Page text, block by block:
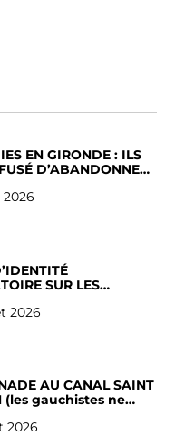
EN GIRONDE : ILS
D’ABANDONNER
SUR LES
2026
AU CANAL SAINT
(les gauchistes ne
2026